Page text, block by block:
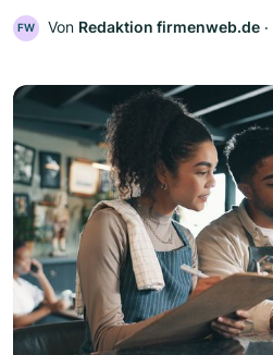
FW Von Redaktion firmenweb.de ‧